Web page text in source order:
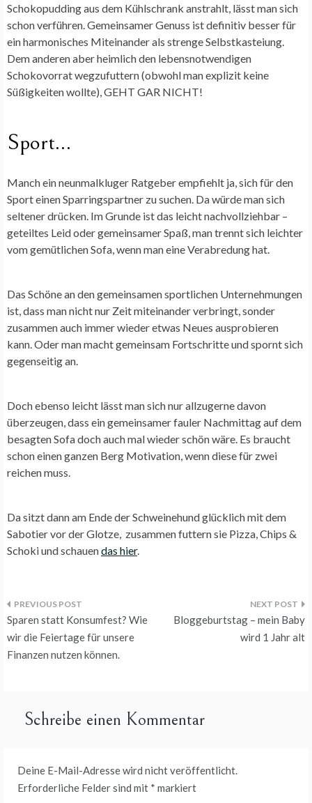
Schokopudding aus dem Kühlschrank anstrahlt, lässt man sich
schon verführen. Gemeinsamer Genuss ist definitiv besser für
ein harmonisches Miteinander als strenge Selbstkasteiung.
Dem anderen aber heimlich den lebensnotwendigen
Schokovorrat wegzufuttern (obwohl man explizit keine
Süßigkeiten wollte), GEHT GAR NICHT!
Sport…
Manch ein neunmalkluger Ratgeber empfiehlt ja, sich für den
Sport einen Sparringspartner zu suchen. Da würde man sich
seltener drücken. Im Grunde ist das leicht nachvollziehbar –
geteiltes Leid oder gemeinsamer Spaß, man trennt sich leichter
vom gemütlichen Sofa, wenn man eine Verabredung hat.
Das Schöne an den gemeinsamen sportlichen Unternehmungen
ist, dass man nicht nur Zeit miteinander verbringt, sonder
zusammen auch immer wieder etwas Neues ausprobieren
kann. Oder man macht gemeinsam Fortschritte und spornt sich
gegenseitig an.
Doch ebenso leicht lässt man sich nur allzugerne davon
überzeugen, dass ein gemeinsamer fauler Nachmittag auf dem
besagten Sofa doch auch mal wieder schön wäre. Es braucht
schon einen ganzen Berg Motivation, wenn diese für zwei
reichen muss.
Da sitzt dann am Ende der Schweinehund glücklich mit dem
Sabotier vor der Glotze, zusammen futtern sie Pizza, Chips &
Schoki und schauendas hier.
Beitragsnavigation
Sparen statt Konsumfest? Wie
wir die Feiertage für unsere
Finanzen nutzen können.
Bloggeburtstag – mein Baby
wird 1 Jahr alt
Schreibe einen Kommentar
Deine E-Mail-Adresse wird nicht veröffentlicht.
Erforderliche Felder sind mit * markiert